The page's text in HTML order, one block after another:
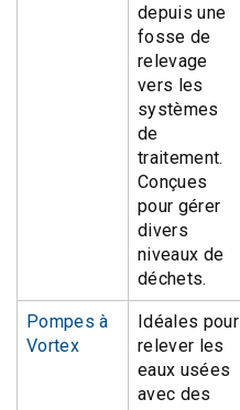
depuis une
fosse de
relevage
vers les
systèmes
de
traitement.
Conçues
pour gérer
divers
niveaux de
déchets.
Pompes à
Vortex
Idéales pour
relever les
eaux usées
avec des